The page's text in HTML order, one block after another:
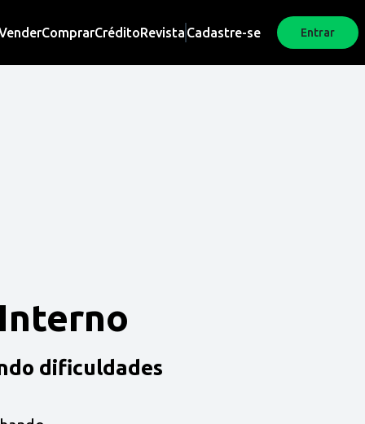
ComprarCréditoRevista Cadastre-se Entrar
dificuldades